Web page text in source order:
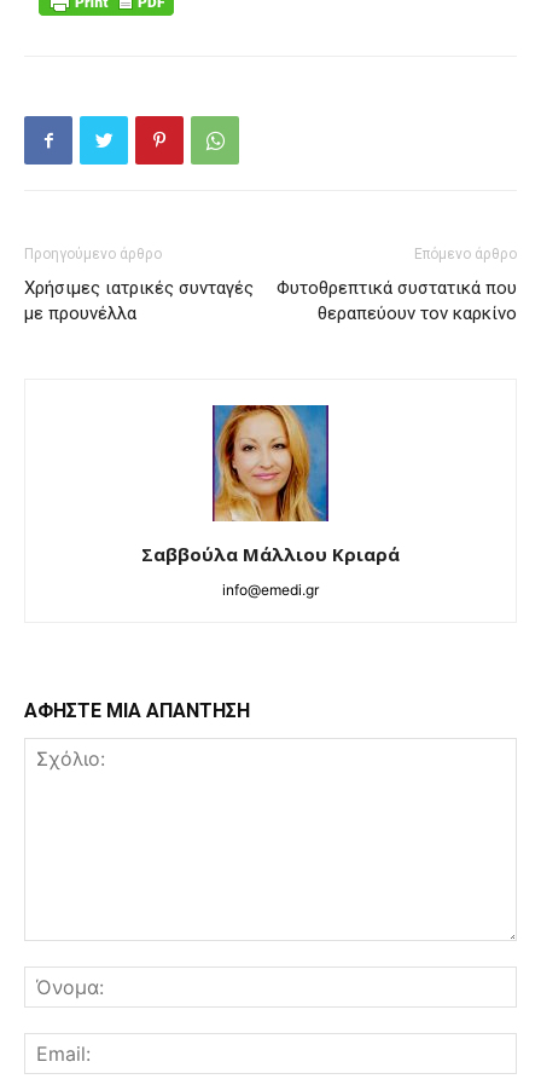
Προηγούμενο άρθρο
Χρήσιμες ιατρικές συνταγές
με προυνέλλα
Επόμενο άρθρο
Φυτοθρεπτικά συστατικά που
θεραπεύουν τον καρκίνο
Σαββούλα Μάλλιου Κριαρά
info@emedi.gr
ΑΦΗΣΤΕ ΜΙΑ ΑΠΑΝΤΗΣΗ